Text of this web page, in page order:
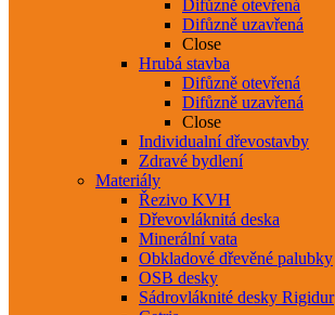
Difůzně otevřená
Difůzně uzavřená
Close
Hrubá stavba
Difůzně otevřená
Difůzně uzavřená
Close
Individualní dřevostavby
Zdravé bydlení
Materiály
Řezivo KVH
Dřevovláknitá deska
Minerální vata
Obkladové dřevěné palubky
OSB desky
Sádrovláknité desky Rigidur